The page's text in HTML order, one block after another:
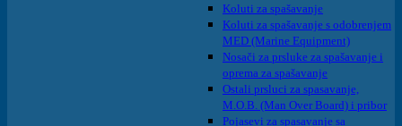
Koluti za spašavanje
Koluti za spašavanje s odobrenjem
MED (Marine Equipment)
Nosači za prsluke za spašavanje i
oprema za spašavanje
Ostali prsluci za spasavanje,
M.O.B. (Man Over Board) i pribor
Pojasevi za spasavanje sa